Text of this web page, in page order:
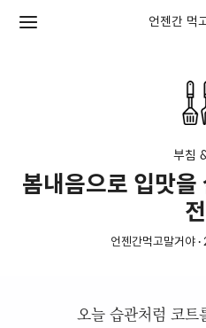
언젠간 먹
부침
봄내음으로 입맛
언젠간먹고말거야·
오늘 습관처럼 코트